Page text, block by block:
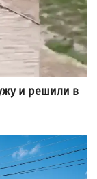
и решили в